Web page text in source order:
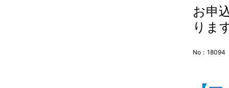
お申
りま
No：18094